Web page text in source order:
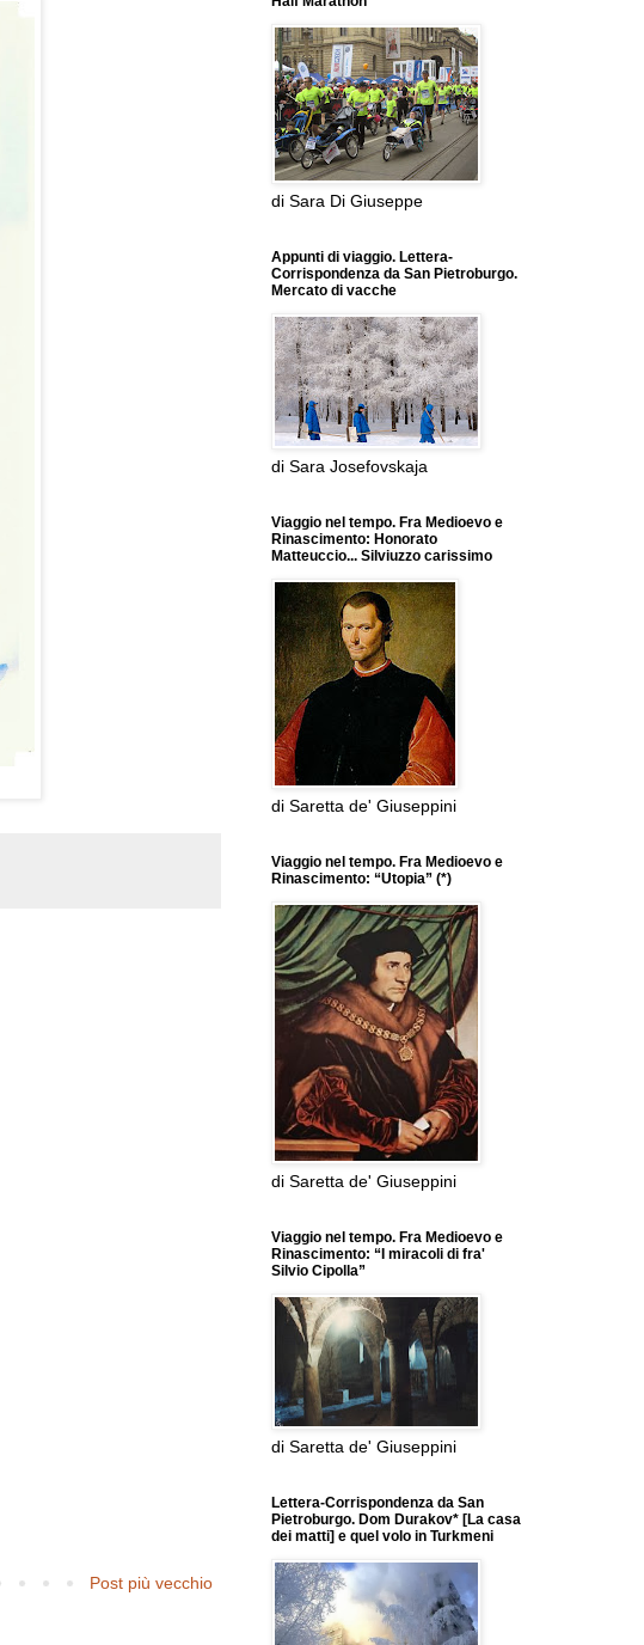
Post più vecchio
di Sara Di Giuseppe
Appunti di viaggio. Lettera-
Corrispondenza da San Pietroburgo.
Mercato di vacche
di Sara Josefovskaja
Viaggio nel tempo. Fra Medioevo e
Rinascimento: Honorato
Matteuccio... Silviuzzo carissimo
di Saretta de' Giuseppini
Viaggio nel tempo. Fra Medioevo e
Rinascimento: “Utopia” (*)
di Saretta de' Giuseppini
Viaggio nel tempo. Fra Medioevo e
Rinascimento: “I miracoli di fra'
Silvio Cipolla”
di Saretta de' Giuseppini
Lettera-Corrispondenza da San
Pietroburgo. Dom Durakov* [La casa
dei matti] e quel volo in Turkmeni